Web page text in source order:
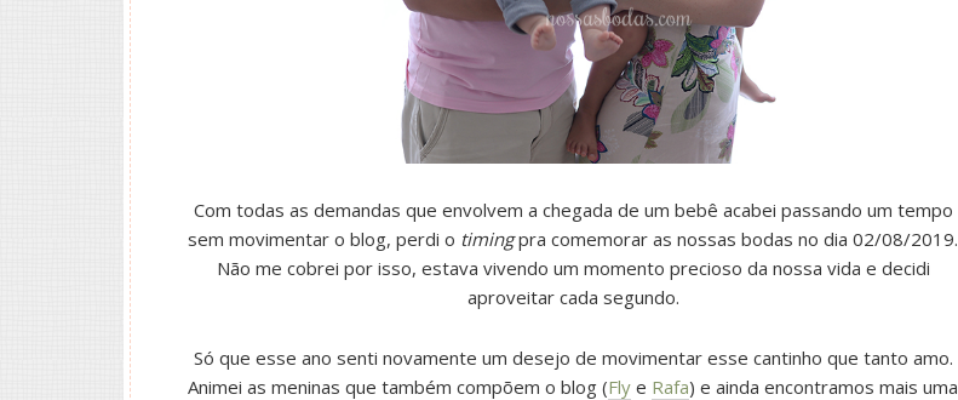
Com todas as demandas que envolvem a chegada de um bebê acabei passando um tempo
sem movimentar o blog, perdi o timingpra comemorar as nossas bodas no dia 02/08/2019.
Não me cobrei por isso, estava vivendo um momento precioso da nossa vida e decidi
aproveitar cada segundo.
Só que esse ano senti novamente um desejo de movimentar esse cantinho que tanto amo.
Animei as meninas que também compõem o blog (Fly e Rafa) e ainda encontramos mais uma